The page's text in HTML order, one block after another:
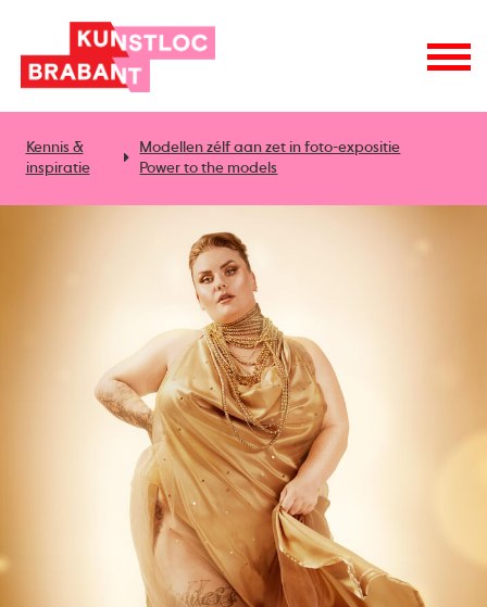
Kennis &
inspiratie
Modellen zélf aan zet in foto-expositie
Power to the models